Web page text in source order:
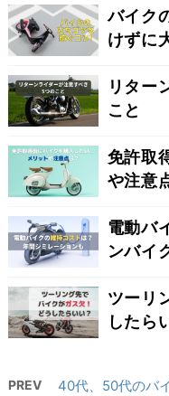
バイク
けずに
リター
こと
免許取
や注意
電動バ
ンバイ
ツーリ
したら
PREV 40代、50代のバ